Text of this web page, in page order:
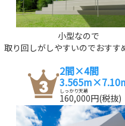
小型なので
取り回しがしやすいのでおすす
2間×4間
しっかり天幕
160,000円(税抜)